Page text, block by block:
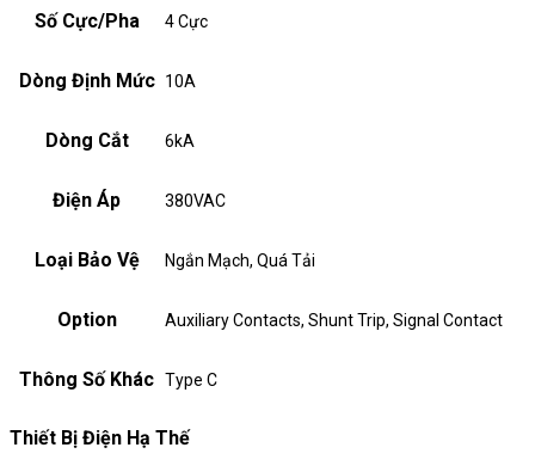
Số Cực/Pha 4 Cực
Dòng Định Mức 10A
Dòng Cắt 6kA
Điện Áp 380VAC
Loại Bảo Vệ Ngắn Mạch, Quá Tải
Option Auxiliary Contacts, Shunt Trip, Signal Contact
Thông Số Khác Type C
Thiết Bị Điện Hạ Thế